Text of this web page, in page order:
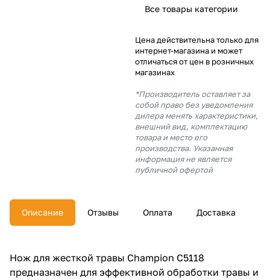
Все товары категории
Цена действительна только для
интернет-магазина и может
отличаться от цен в розничных
магазинах
*Производитель оставляет за
собой право без уведомления
дилера менять характеристики,
внешний вид, комплектацию
товара и место его
производства. Указанная
информация не является
публичной офертой
Описание Отзывы Оплата Доставка
Нож для жесткой травы Champion С5118
предназначен для эффективной обработки травы и
% будут
с вашей карты
раз в 2
plait.ru